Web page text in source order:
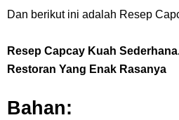
Arti Bendera Seychelles, Negara
Samudra
Dan berikut ini adalah Resep
Resep Capcay Kuah
Restoran Yang Enak Rasanya
Bahan: